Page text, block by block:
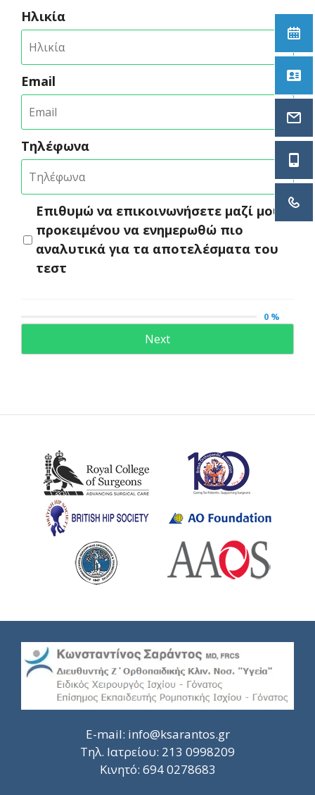
Ηλικία
Εmail
Τηλέφωνα
Επιθυμώ να επικοινωνήσετε μαζί μου
προκειμένου να ενημερωθώ πιο
αναλυτικά για τα αποτελέσματα του
τεστ
0 %
Next
E-mail: info@ksarantos.gr
Τηλ. Ιατρείου: 213 0998209
Κινητό: 694 0278683